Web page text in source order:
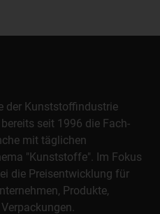
der Kunststoffindustrie
seit 1996 die Fach-
mit täglichen
"Kunststoffe". Im Fokus
die Preisentwicklung für
Produkte,